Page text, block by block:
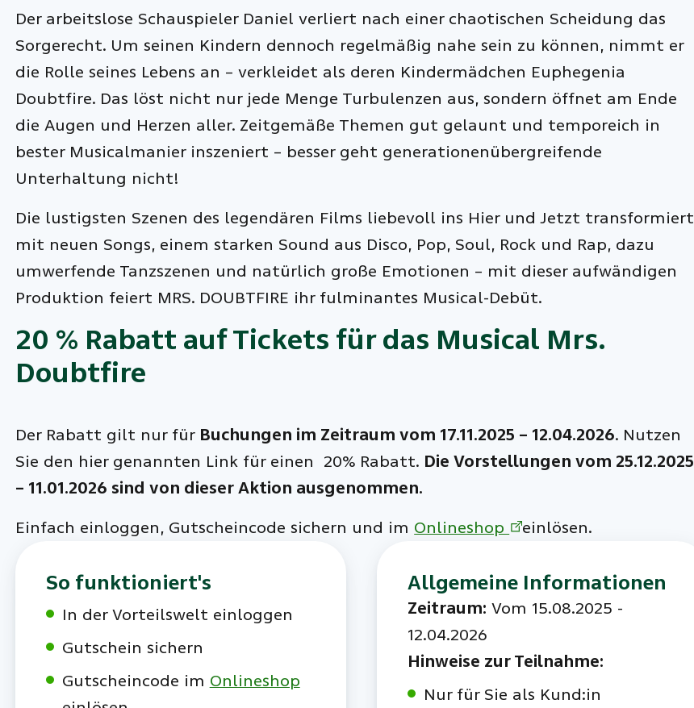
Der arbeitslose Schauspieler Daniel verliert nach einer chaotischen Scheidung das
Sorgerecht. Um seinen Kindern dennoch regelmäßig nahe sein zu können, nimmt er
die Rolle seines Lebens an – verkleidet als deren Kindermädchen Euphegenia
Doubtfire. Das löst nicht nur jede Menge Turbulenzen aus, sondern öffnet am Ende
die Augen und Herzen aller. Zeitgemäße Themen gut gelaunt und temporeich in
bester Musicalmanier inszeniert – besser geht generationenübergreifende
Unterhaltung nicht!
Die lustigsten Szenen des legendären Films liebevoll ins Hier und Jetzt transformiert
mit neuen Songs, einem starken Sound aus Disco, Pop, Soul, Rock und Rap, dazu
umwerfende Tanzszenen und natürlich große Emotionen – mit dieser aufwändigen
Produktion feiert MRS. DOUBTFIRE ihr fulminantes Musical-Debüt.
20 % Rabatt auf Tickets für das Musical Mrs.
Doubtfire
Der Rabatt gilt nur für Buchungen im Zeitraum vom 17.11.2025 – 12.04.2026. Nutzen
Sie den hier genannten Link für einen 20% Rabatt. Die Vorstellungen vom 25.12.2025
– 11.01.2026 sind von dieser Aktion ausgenommen.
Einfach einloggen, Gutscheincode sichern und im Onlineshop einlösen.
So funktioniert's
In der Vorteilswelt einloggen
Gutschein sichern
Gutscheincode im Onlineshop
Allgemeine Informationen
Zeitraum: Vom 15.08.2025 -
12.04.2026
Hinweise zur Teilnahme:
Nur für Sie als Kund:in